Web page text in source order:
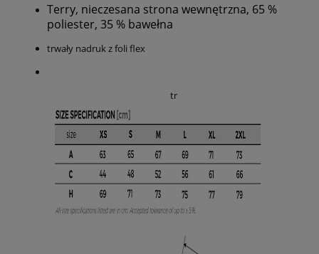
Terry, nieczesana strona wewnętrzna, 65 %
poliester, 35 % bawełna
trwały nadruk z foli flex
tr